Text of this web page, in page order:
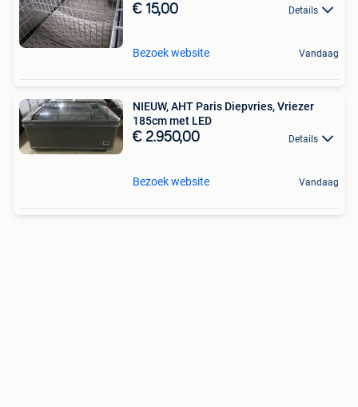
€ 15,00 Details
Bezoek website Vandaag
NIEUW, AHT Paris Diepvries, Vriezer
185cm met LED
€ 2.950,00 Details
Bezoek website Vandaag